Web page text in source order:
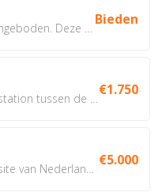
Bieden
€1.750
€5.000